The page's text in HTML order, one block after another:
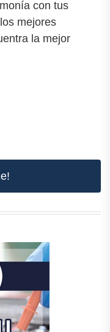
con tus
mejores
la mejor